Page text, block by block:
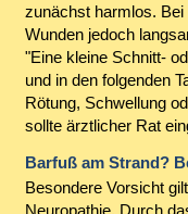
zunächst harmlos.
Wunden jedoch
"Eine kleine Schnitt-
und in den folgenden
Rötung, Schwellung
sollte ärztlicher Rat
Barfuß am Strand?
Besondere Vorsicht
Neuropathie. Durch